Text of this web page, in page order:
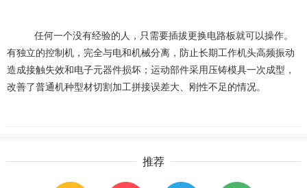
任何一个没有经验的人，只需要插拔更换电路板就可以操作。
有独立的控制机，完全与电和机械分离，防止长期工作机头高频振动
造成接触失效和电子元器件损坏；运动部件采用压铸模具一次成型，
改善了普通机种型材切割加工拼接误差大、刚性不足的情况。
推荐